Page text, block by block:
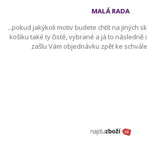
MALÁ RADA
...pokud jakýkoli motiv budete chtít na jiných
košíku také ty čisté, vybrané a já to následně
zašlu Vám objednávku zpět ke